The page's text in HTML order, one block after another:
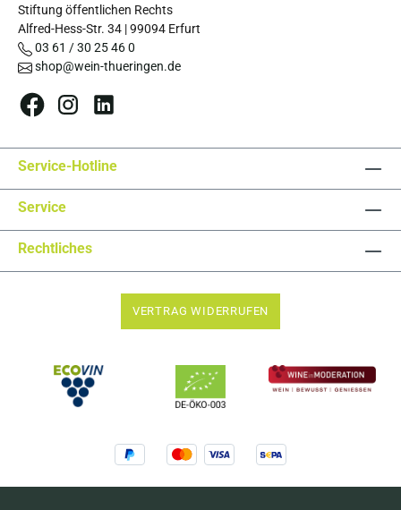
Stiftung öffentlichen Rechts
Alfred-Hess-Str. 34 |99094 Erfurt
03 61 / 30 25 46 0
shop@wein-thueringen.de
Service-Hotline
Service
Rechtliches
VERTRAG WIDERRUFEN